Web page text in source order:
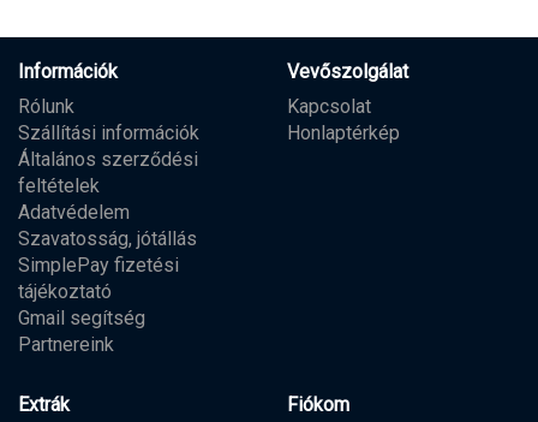
Információk
Rólunk
Szállítási információk
Általános szerződési
feltételek
Adatvédelem
Szavatosság, jótállás
SimplePay fizetési
tájékoztató
Gmail segítség
Partnereink
Vevőszolgálat
Kapcsolat
Honlaptérkép
Extrák Fiókom